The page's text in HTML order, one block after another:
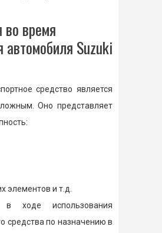
во время
Suzuki
средство является
Оно представляет
элементов и т.д.
в ходе использования
средства по назначению в